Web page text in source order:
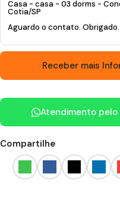
Atendimento pelo
Compartilhe